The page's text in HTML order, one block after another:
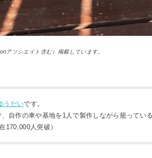
アソシエイト含む）掲載しています。
うだいです。
自作の車や基地を1人で製作しながら籠っている
170,000人突破）